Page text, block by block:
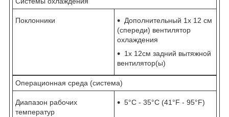
Поклонники
Дополнительный 1x 12 см
(спереди) вентилятор
охлаждения
1x 12см задний вытяжной
вентилятор(ы)
Операционная среда (система)
Диапазон рабочих
температур
5°C - 35°C (41°F - 95°F)